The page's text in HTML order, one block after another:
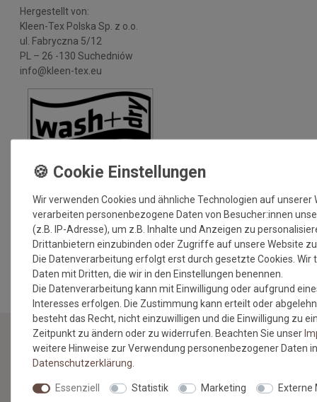
Hergestellt von:
Kleen-Tex Polska Sp. z o.o.
ul. Fabryczna 5/12
PL – 26 -130 Suchedniów
info@kleen-tex.eu
MEHR INFORMATIONEN ZUM EU VERANTWORTLICHEN »
NEWSLETTER
Jetzt anmelden: Profitieren Sie von aktuellen Angeboten
Wir verwenden Cookies und ähnliche Technologien auf unserer
verarbeiten personenbezogene Daten von Besucher:innen
(z.B. IP-Adresse), um z.B. Inhalte und Anzeigen zu
Drittanbietern einzubinden oder Zugriffe auf unsere Website
Die Datenverarbeitung erfolgt erst durch gesetzte Cookies. Wir
Daten mit Dritten, die wir in den Einstellungen benennen.
Die Datenverarbeitung kann mit Einwilligung oder aufgrund
Interesses erfolgen. Die Zustimmung kann erteilt oder
besteht das Recht, nicht einzuwilligen und die Einwilligung zu
Zeitpunkt zu ändern oder zu widerrufen. Beachten Sie unser
weitere Hinweise zur Verwendung personenbezogener Daten
Daten­schutz­erklärung
Essenziell Statistik Marketing Externe